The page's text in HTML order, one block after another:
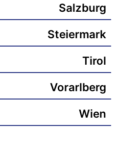
Salzburg
Steiermark
Tirol
Vorarlberg
Wien